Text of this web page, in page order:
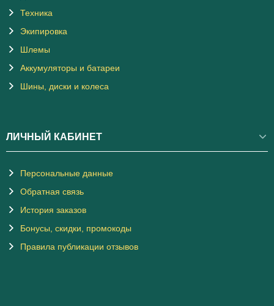
Техника
Экипировка
Шлемы
Аккумуляторы и батареи
Шины, диски и колеса
ЛИЧНЫЙ КАБИНЕТ
Персональные данные
Обратная связь
История заказов
Бонусы, скидки, промокоды
Правила публикации отзывов